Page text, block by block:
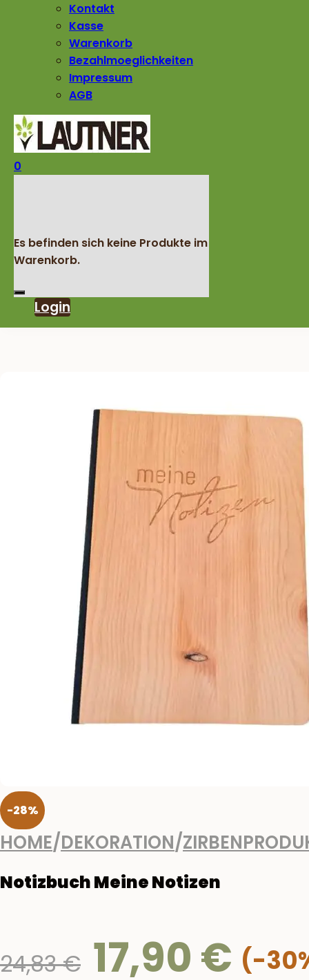
Kontakt
Kasse
Warenkorb
Bezahlmoeglichkeiten
Impressum
AGB
0
Es befinden sich keine Produkte im
Warenkorb.
Login
-28%
HOME/DEKORATION/
Notizbuch Meine Notizen
24,83€ Ursprünglicher
Preis
17,90 €